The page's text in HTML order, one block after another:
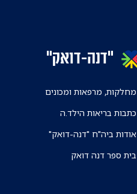
"דנה-דואק"
מחלקות, מרפאות ומכונים
כתבות בריאות הילד.ה
אודות ביה"ח "דנה-דואק"
בית ספר דנה דואק